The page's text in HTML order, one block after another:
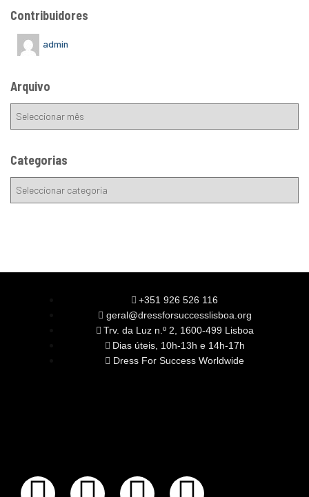
Contribuidores
admin
Arquivo
Categorias
+351 926 526 116
geral@dressforsuccesslisboa.org
Trv. da Luz n.º 2, 1600-499 Lisboa
Dias úteis, 10h-13h e 14h-17h
Dress For Success Worldwide